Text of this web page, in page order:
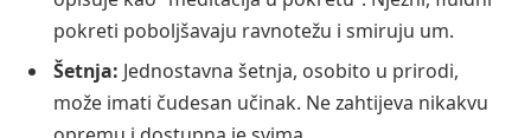
pokreti poboljšavaju ravnotežu i smiruju um.
Šetnja: Jednostavna šetnja, osobito u prirodi,
može imati čudesan učinak. Ne zahtijeva nikakvu